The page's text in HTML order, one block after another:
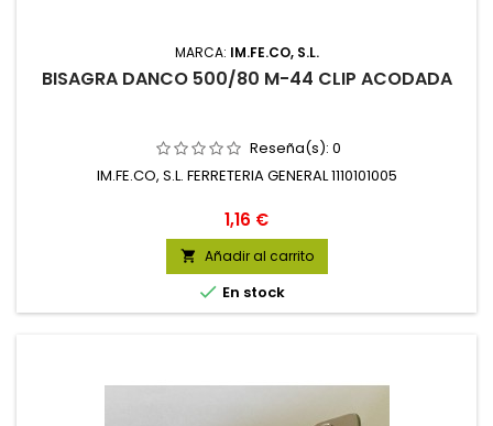
MARCA: IM.FE.CO, S.L.
BISAGRA DANCO 500/80 M-44 CLIP ACODADA
Reseña(s): 0
IM.FE.CO, S.L. FERRETERIA GENERAL 1110101005
Precio
1,16 €
 Añadir al carrito
 En stock